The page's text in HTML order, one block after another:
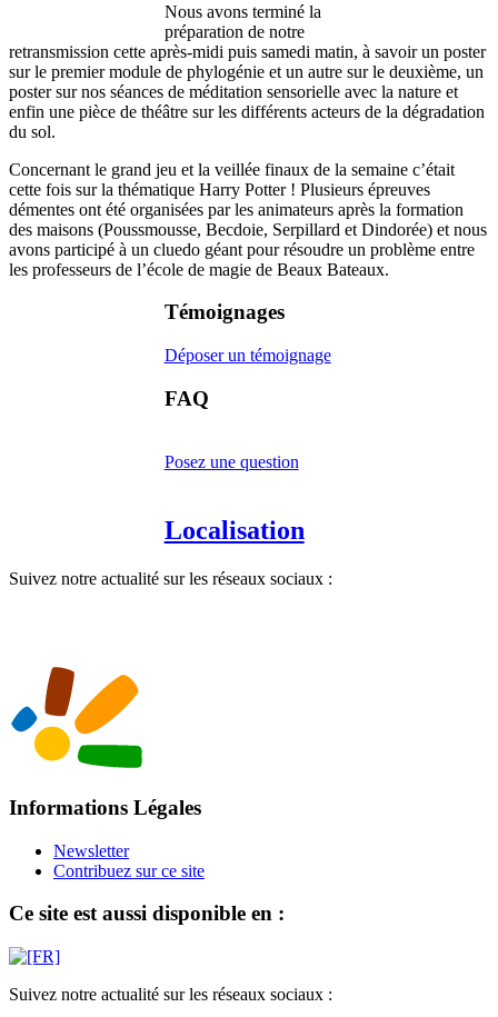
Nous avons terminé la
préparation de notre
retransmission cette après-midi puis samedi matin, à savoir un poster
sur le premier module de phylogénie et un autre sur le deuxième, un
poster sur nos séances de méditation sensorielle avec la nature et
enfin une pièce de théâtre sur les différents acteurs de la dégradation
du sol.
Concernant le grand jeu et la veillée finaux de la semaine c’était
cette fois sur la thématique Harry Potter ! Plusieurs épreuves
démentes ont été organisées par les animateurs après la formation
des maisons (Poussmousse, Becdoie, Serpillard et Dindorée) et nous
avons participé à un cluedo géant pour résoudre un problème entre
les professeurs de l’école de magie de Beaux Bateaux.
Témoignages
Déposer un témoignage
FAQ
Posez une question
Localisation
Suivez notre actualité sur les réseaux sociaux :
Informations Légales
Newsletter
Contribuez sur ce site
Ce site est aussi disponible en :
Suivez notre actualité sur les réseaux sociaux :